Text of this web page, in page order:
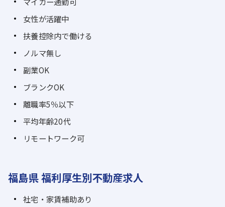
女性が活躍中
扶養控除内で働ける
ノルマ無し
副業OK
ブランクOK
離職率5％以下
平均年齢20代
リモートワーク可
福島県 福利厚生別不動産求人
社宅・家賃補助あり